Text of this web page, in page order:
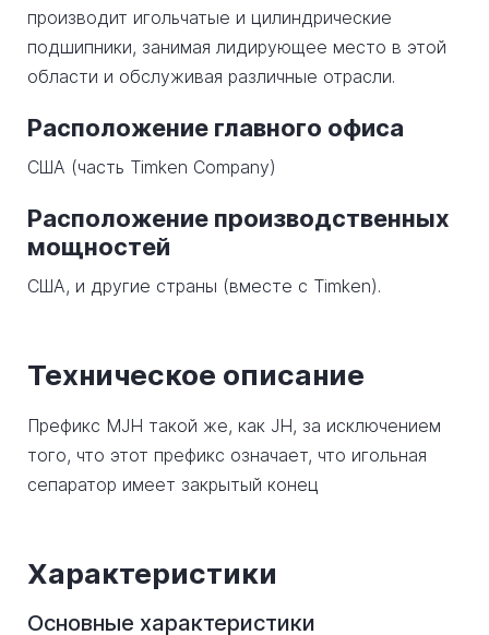
производит игольчатые и цилиндрические
подшипники, занимая лидирующее место в этой
области и обслуживая различные отрасли.
Расположение главного офиса
США (часть Timken Company)
Расположение производственных
мощностей
США, и другие страны (вместе с Timken).
Техническое описание
Префикс MJH такой же, как JH, за исключением
того, что этот префикс означает, что игольная
сепаратор имеет закрытый конец
Характеристики
Основные характеристики